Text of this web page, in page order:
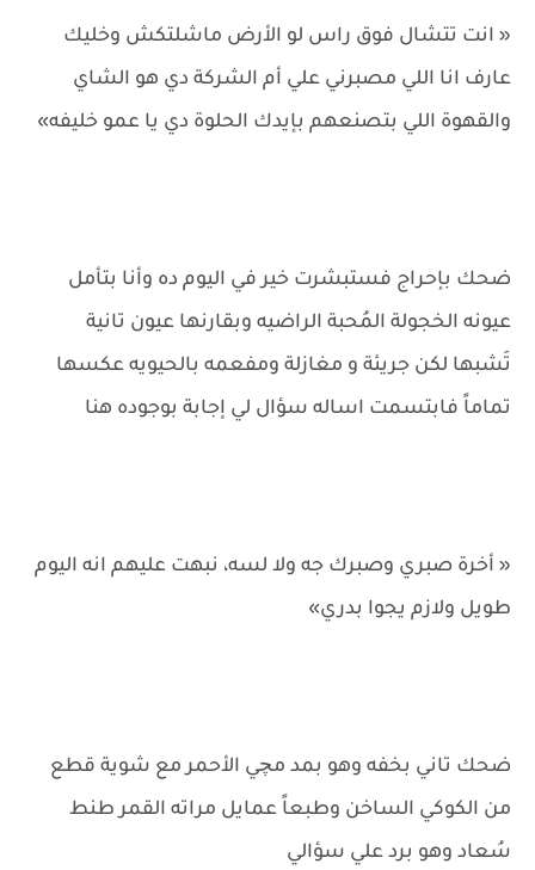
« انت تتشال فوق راس لو الأرض ماشلتكش وخليك
عارف انا اللي مصبرني علي أم الشركة دي هو الشاي
والقهوة اللي بتصنعهم بإيدك الحلوة دي يا عمو خليفه»
ضحك بإحراج فستبشرت خير في اليوم ده وأنا بتأمل
عيونه الخجولة المُحبة الراضيه وبقارنها عيون تانية
تَشبها لكن جريئة و مغازلة ومفعمه بالحيويه عكسها
تماماً فابتسمت اساله سؤال لي إجابة بوجوده هنا
« أخرة صبري وصبرك جه ولا لسه، نبهت عليهم انه اليوم
طويل ولازم يجوا بدري»
ضحك تاني بخفه وهو بمد مچي الأحمر مع شوية قطع
من الكوكي الساخن وطبعاً عمايل مراته القمر طنط
سُعاد وهو برد علي سؤالي